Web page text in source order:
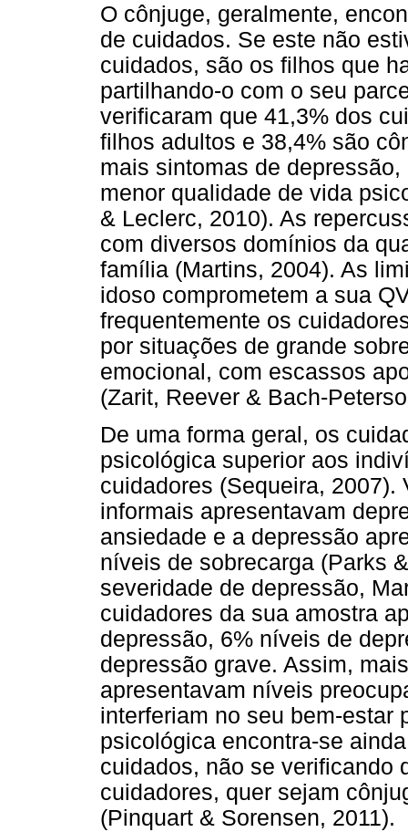
O cônjuge, geralmente,
de cuidados. Se este não
cuidados, são os filhos que
partilhando-o com o seu
verificaram que 41,3% dos
filhos adultos e 38,4% são
mais sintomas de
menor qualidade de vida
& Leclerc, 2010). As
com diversos domínios da
família (Martins, 2004). As
idoso comprometem a sua
frequentemente os
por situações de grande
emocional, com escassos
(Zarit, Reever & Bach-
De uma forma geral, os
psicológica superior aos
cuidadores (Sequeira,
informais apresentavam
ansiedade e a depressão
níveis de sobrecarga (Parks
severidade de depressão,
cuidadores da sua amostra
depressão, 6% níveis de
depressão grave. Assim,
apresentavam níveis
interferiam no seu bem-estar
psicológica encontra-se
cuidados, não se verificando
cuidadores, quer sejam
(Pinquart & Sorensen, 2011).